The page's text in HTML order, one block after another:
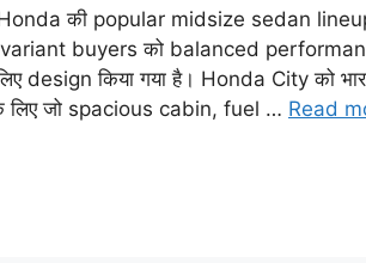
की popular midsize sedan
buyers को balanced
design किया गया है। Honda City को
लिए जो spacious cabin, fuel … Read